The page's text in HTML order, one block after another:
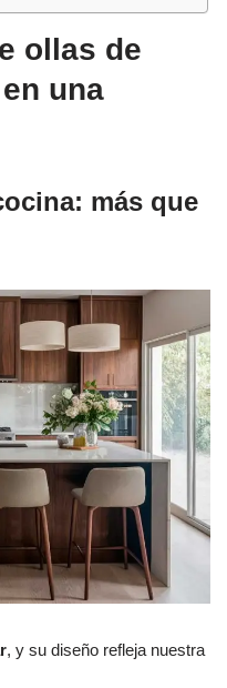
ollas de
una
más que
, y su diseño refleja nuestra